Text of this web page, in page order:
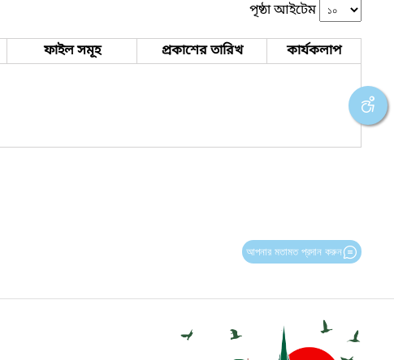
পৃষ্ঠা আইটেম
ফাইল সমূহ প্রকাশের তারিখ কার্যকলাপ
আপনার মতামত প্রদান করুন